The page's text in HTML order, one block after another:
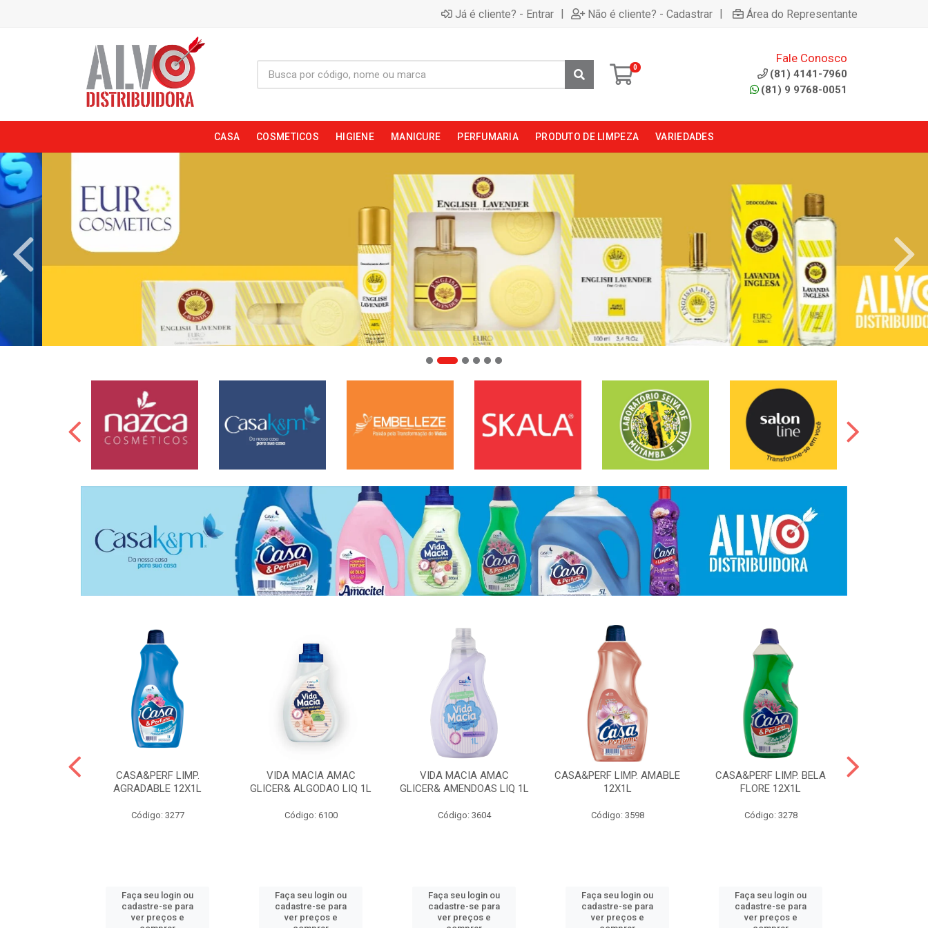
Já é cliente? - Entrar | Não é cliente? - Cadastrar | Área do Representante
0
Fale Conosco
(81) 4141-7960
(81) 9 9768-0051
CASA COSMETICOS HIGIENE MANICURE PERFUMARIA PRODUTO DE LIMPEZA VARIEDADES
CASA&PERF LIMP.
AGRADABLE 12X1L
Código: 3277
Faça seu login ou
cadastre-se para
ver preços e
VIDA MACIA AMAC
GLICER& ALGODAO LIQ 1L
Código: 6100
Faça seu login ou
cadastre-se para
ver preços e
VIDA MACIA AMAC
GLICER& AMENDOAS LIQ 1L
Código: 3604
Faça seu login ou
cadastre-se para
ver preços e
CASA&PERF LIMP. AMABLE
12X1L
Código: 3598
Faça seu login ou
cadastre-se para
ver preços e
CASA&PERF LIMP. BELA
FLORE 12X1L
Código: 3278
Faça seu login ou
cadastre-se para
ver preços e